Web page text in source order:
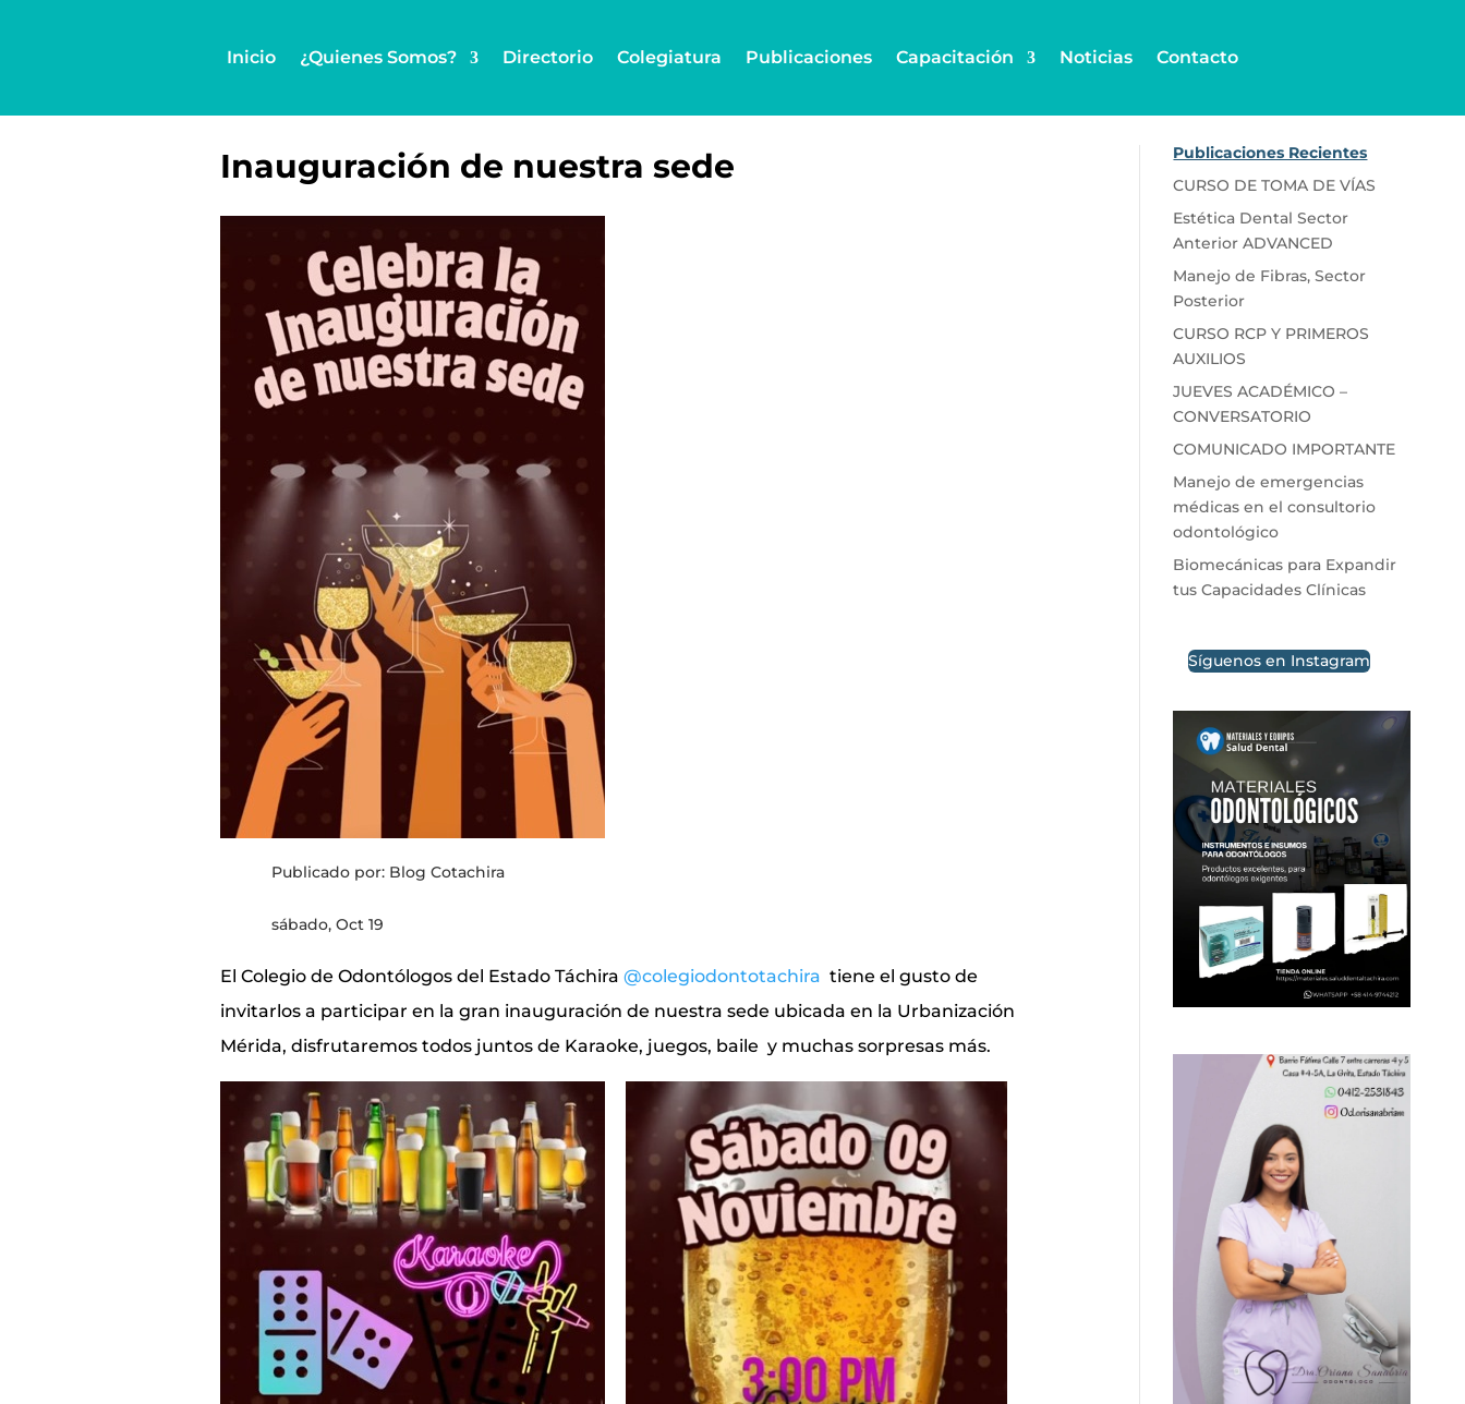
Inicio ¿Quienes Somos? Directorio Colegiatura Publicaciones Capacitación Noticias Contacto
Inauguración de nuestra sede
Publicado por: Blog Cotachira
sábado, Oct 19
El Colegio de Odontólogos del Estado Táchira @colegiodontotachira tiene el gusto de
invitarlos a participar en la gran inauguración de nuestra sede ubicada en la Urbanización
Mérida, disfrutaremos todos juntos de Karaoke, juegos, baile y muchas sorpresas más.
Publicaciones Recientes
CURSO DE TOMA DE VÍAS
Estética Dental Sector
Anterior ADVANCED
Manejo de Fibras, Sector
Posterior
CURSO RCP Y PRIMEROS
AUXILIOS
JUEVES ACADÉMICO –
CONVERSATORIO
COMUNICADO IMPORTANTE
Manejo de emergencias
médicas en el consultorio
odontológico
Biomecánicas para Expandir
tus Capacidades Clínicas
Síguenos en Instagram